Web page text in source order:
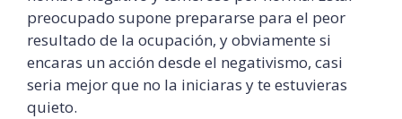
preocupado supone prepararse para el peor
resultado de la ocupación, y obviamente si
encaras un acción desde el negativismo, casi
seria mejor que no la iniciaras y te estuvieras
quieto.